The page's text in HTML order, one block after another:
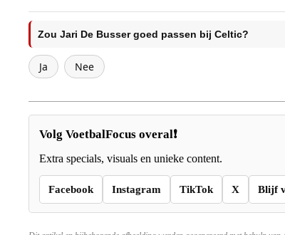
Zou Jari De Busser goed passen bij Celtic?
Ja Nee
Volg VoetbalFocus overal❗
Extra specials, visuals en unieke content.
Facebook Instagram TikTok X Blijf